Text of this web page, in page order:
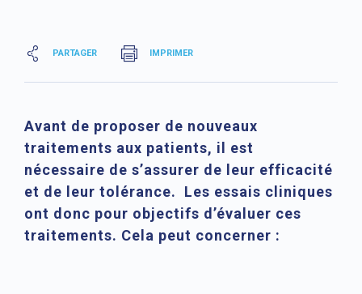
PARTAGER IMPRIMER
Avant de proposer de nouveaux
traitements aux patients, il est
nécessaire de s’assurer de leur efficacité
et de leur tolérance. Les essais cliniques
ont donc pour objectifs d’évaluer ces
traitements. Cela peut concerner :